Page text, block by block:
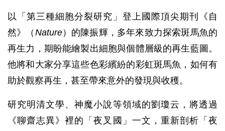
以「第三種細胞分裂研究」登上國際頂尖期刊《自
然》（ Nature）的陳振輝，多年來致力探索斑馬魚的
再生力，期盼能繪製出細胞與個體層級的再生藍圖。
他將和大家分享這些色彩繽紛的彩虹斑馬魚，如何有
助於觀察再生，甚至帶來意外的發現與收穫。
研究明清文學、神魔小說等領域的劉瓊云，將透過
《聊齋志異》裡的「夜叉國」一文，重新剖析「夜